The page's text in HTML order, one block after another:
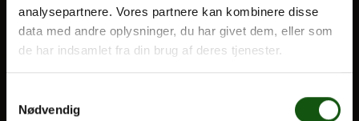
analysepartnere. Vores partnere kan kombinere disse
data med andre oplysninger, du har givet dem, eller som
de har indsamlet fra din brug af deres tjenester.
Nødvendig
Om E.G.
Til forældre
VORES UDDANNELSER
HF